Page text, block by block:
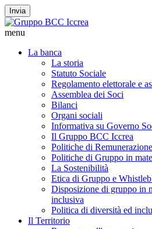
Invia
menu
La banca
La storia
Statuto Sociale
Regolamento elettorale e
Assemblea dei Soci
Bilanci
Organi sociali
Informativa su Governo
Il Gruppo BCC Iccrea
Politiche di Remunerazione
Politiche di Gruppo in
La Sostenibilità
Etica di Gruppo e
Disposizione di gruppo in
inclusiva
Politica di diversità ed
Il Territorio